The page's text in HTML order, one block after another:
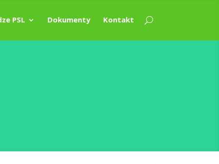
PSL Dokumenty Kontakt